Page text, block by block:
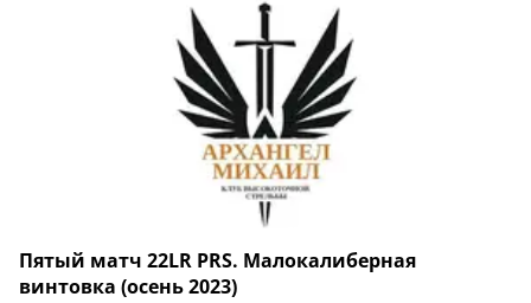
Пятый матч 22LR PRS. Малокалиберная
винтовка (осень 2023)